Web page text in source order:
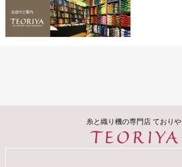
糸と織り機の専門店 ておりや